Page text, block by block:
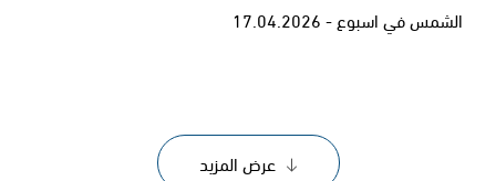
الشمس في اسبوع - 17.04.2026
عرض المزيد